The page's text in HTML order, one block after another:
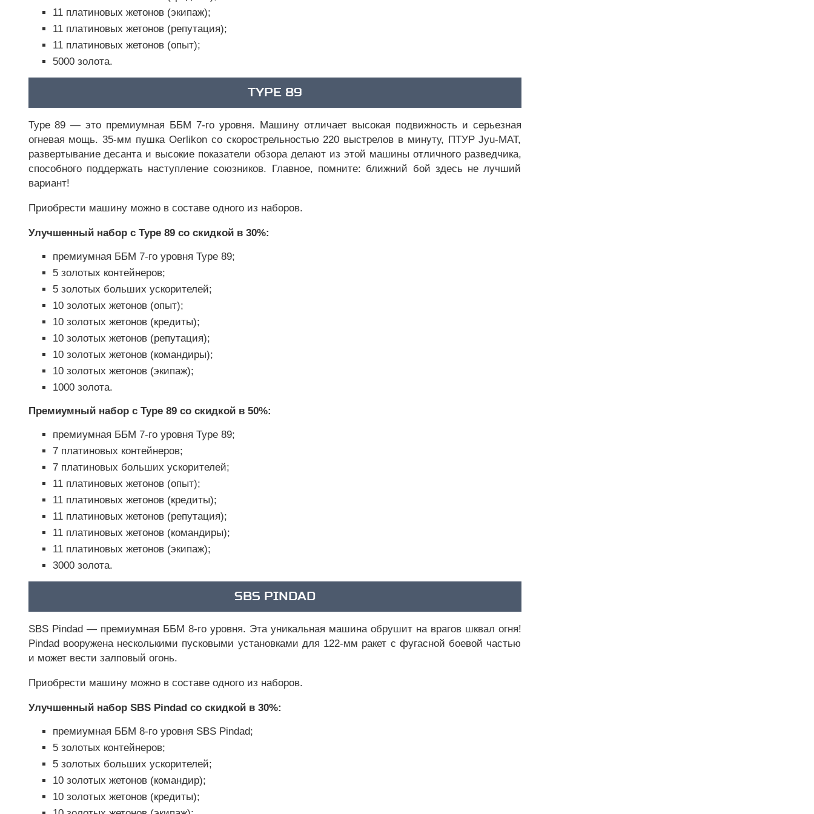
11 платиновых жетонов (экипаж);
11 платиновых жетонов (репутация);
11 платиновых жетонов (опыт);
5000 золота.
TYPE 89
Type 89 — это премиумная ББМ 7-го уровня. Машину отличает высокая подвижность и серьезная
огневая мощь. 35-мм пушка Oerlikon со скорострельностью 220 выстрелов в минуту, ПТУР Jyu-MAT,
развертывание десанта и высокие показатели обзора делают из этой машины отличного разведчика,
способного поддержать наступление союзников. Главное, помните: ближний бой здесь не лучший
вариант!
Приобрести машину можно в составе одного из наборов.
Улучшенный набор с Type 89 со скидкой в 30%:
премиумная ББМ 7-го уровня Type 89;
5 золотых контейнеров;
5 золотых больших ускорителей;
10 золотых жетонов (опыт);
10 золотых жетонов (кредиты);
10 золотых жетонов (репутация);
10 золотых жетонов (командиры);
10 золотых жетонов (экипаж);
1000 золота.
Премиумный набор с Type 89 со скидкой в 50%:
премиумная ББМ 7-го уровня Type 89;
7 платиновых контейнеров;
7 платиновых больших ускорителей;
11 платиновых жетонов (опыт);
11 платиновых жетонов (кредиты);
11 платиновых жетонов (репутация);
11 платиновых жетонов (командиры);
11 платиновых жетонов (экипаж);
3000 золота.
SBS PINDAD
SBS Pindad — премиумная ББМ 8-го уровня. Эта уникальная машина обрушит на врагов шквал огня!
Pindad вооружена несколькими пусковыми установками для 122-мм ракет с фугасной боевой частью
и может вести залповый огонь.
Приобрести машину можно в составе одного из наборов.
Улучшенный набор SBS Pindad со скидкой в 30%:
премиумная ББМ 8-го уровня SBS Pindad;
5 золотых контейнеров;
5 золотых больших ускорителей;
10 золотых жетонов (командир);
10 золотых жетонов (кредиты);